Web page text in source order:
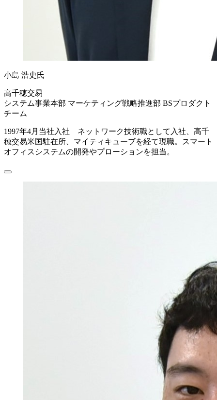
小島 浩史氏
高千穂交易
システム事業本部 マーケティング戦略推進部 BSプロダクト
チーム
1997年4月当社入社 ネットワーク技術職として入社、高千
穂交易米国駐在所、マイティキューブを経て現職。スマート
オフィスシステムの開発やプローションを担当。